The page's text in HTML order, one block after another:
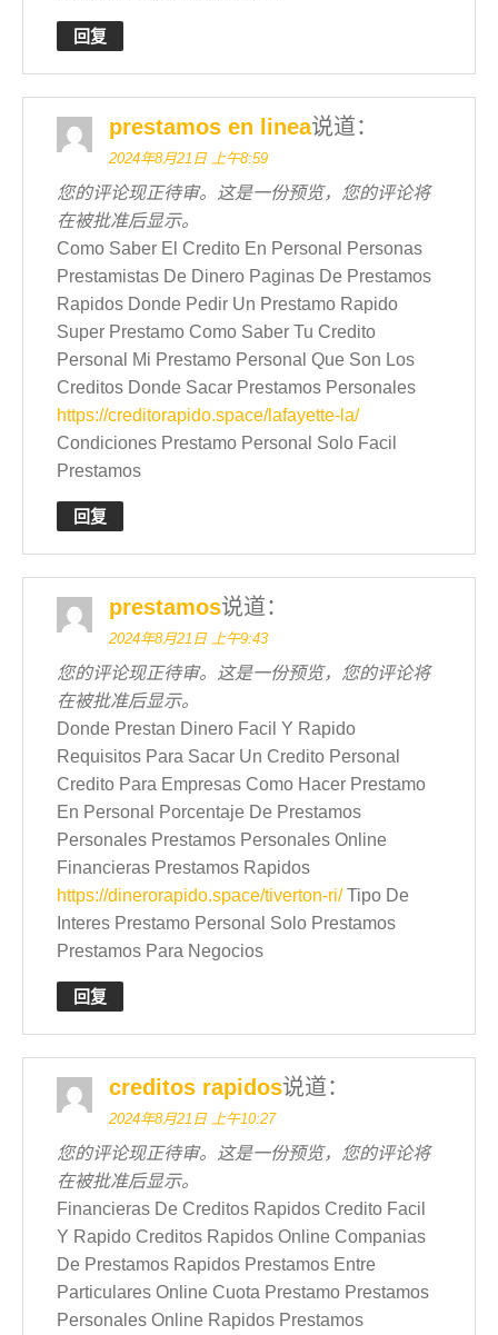
回复
prestamos en linea说道：
2024年8月21日 上午8:59
您的评论现正待审。这是一份预览，您的评论将
在被批准后显示。
Como Saber El Credito En Personal Personas
Prestamistas De Dinero Paginas De Prestamos
Rapidos Donde Pedir Un Prestamo Rapido
Super Prestamo Como Saber Tu Credito
Personal Mi Prestamo Personal Que Son Los
Creditos Donde Sacar Prestamos Personales
https://creditorapido.space/lafayette-la/
Condiciones Prestamo Personal Solo Facil
Prestamos
回复
prestamos说道：
2024年8月21日 上午9:43
您的评论现正待审。这是一份预览，您的评论将
在被批准后显示。
Donde Prestan Dinero Facil Y Rapido
Requisitos Para Sacar Un Credito Personal
Credito Para Empresas Como Hacer Prestamo
En Personal Porcentaje De Prestamos
Personales Prestamos Personales Online
Financieras Prestamos Rapidos
https://dinerorapido.space/tiverton-ri/Tipo De
Interes Prestamo Personal Solo Prestamos
Prestamos Para Negocios
回复
creditos rapidos说道：
2024年8月21日 上午10:27
您的评论现正待审。这是一份预览，您的评论将
在被批准后显示。
Financieras De Creditos Rapidos Credito Facil
Y Rapido Creditos Rapidos Online Companias
De Prestamos Rapidos Prestamos Entre
Particulares Online Cuota Prestamo Prestamos
Personales Online Rapidos Prestamos